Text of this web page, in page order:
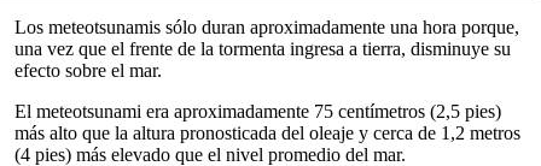
Los meteotsunamis sólo duran aproximadamente una hora porque,
una vez que el frente de la tormenta ingresa a tierra, disminuye su
efecto sobre el mar.
El meteotsunami era aproximadamente 75 centímetros (2,5 pies)
más alto que la altura pronosticada del oleaje y cerca de 1,2 metros
(4 pies) más elevado que el nivel promedio del mar.